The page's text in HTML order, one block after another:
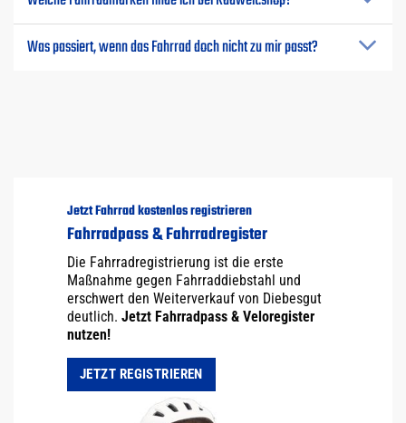
Was passiert, wenn das Fahrrad doch nicht zu mir passt?
Jetzt Fahrrad kostenlos registrieren
Fahrradpass & Fahrradregister
Die Fahrradregistrierung ist die erste
Maßnahme gegen Fahrraddiebstahl und
erschwert den Weiterverkauf von Diebesgut
deutlich. Jetzt Fahrradpass & Veloregister
nutzen!
JETZT REGISTRIEREN